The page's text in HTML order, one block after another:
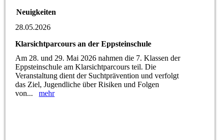
Neuigkeiten
28.05.2026
Klarsichtparcours an der Eppsteinschule
Am 28. und 29. Mai 2026 nahmen die 7. Klassen der
Eppsteinschule am Klarsichtparcours teil. Die
Veranstaltung dient der Suchtprävention und verfolgt
das Ziel, Jugendliche über Risiken und Folgen
von...mehr